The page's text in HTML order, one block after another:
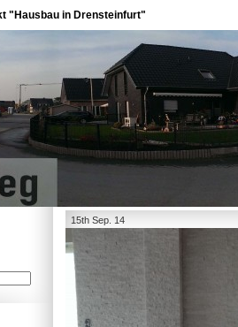
"Hausbau in Drensteinfurt"
15th Sep. 14